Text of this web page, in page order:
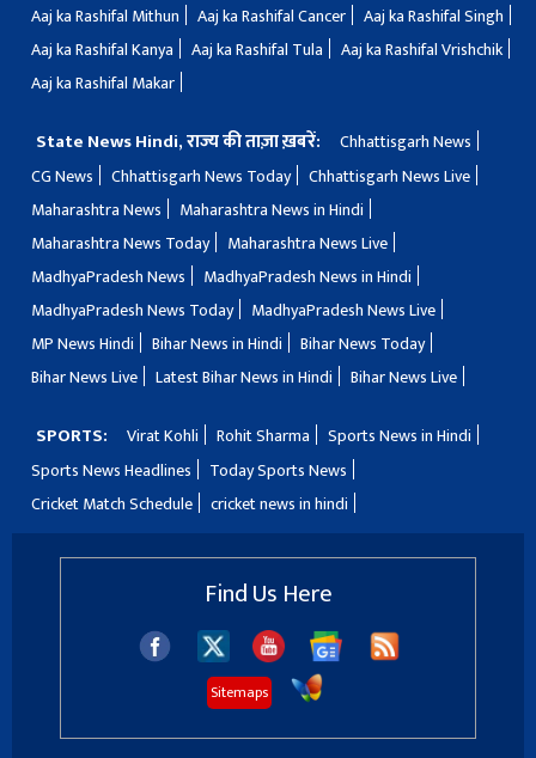
Aaj ka Rashifal Mithun
Aaj ka Rashifal Cancer
Aaj ka Rashifal Singh
Aaj ka Rashifal Kanya
Aaj ka Rashifal Tula
Aaj ka Rashifal Vrishchik
Aaj ka Rashifal Makar
State News Hindi, राज्य की ताज़ा ख़बरें:
Chhattisgarh News
CG News
Chhattisgarh News Today
Chhattisgarh News Live
Maharashtra News
Maharashtra News in Hindi
Maharashtra News Today
Maharashtra News Live
MadhyaPradesh News
MadhyaPradesh News in Hindi
MadhyaPradesh News Today
MadhyaPradesh News Live
MP News Hindi
Bihar News in Hindi
Bihar News Today
Bihar News Live
Latest Bihar News in Hindi Bihar News Live
SPORTS: Virat Kohli Rohit Sharma
Sports News in Hindi
Sports News Headlines
Today Sports News
Cricket Match Schedule
cricket news in hindi
Find Us Here
Sitemaps